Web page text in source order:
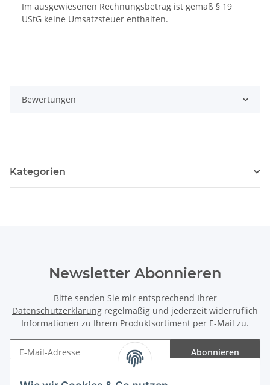
Im ausgewiesenen Rechnungsbetrag ist gemäß § 19
UStG keine Umsatzsteuer enthalten.
Bewertungen
Kategorien
Newsletter Abonnieren
Bitte senden Sie mir entsprechend Ihrer
Datenschutzerklärung regelmäßig und jederzeit widerruflich
Informationen zu Ihrem Produktsortiment per E-Mail zu.
Abonnieren